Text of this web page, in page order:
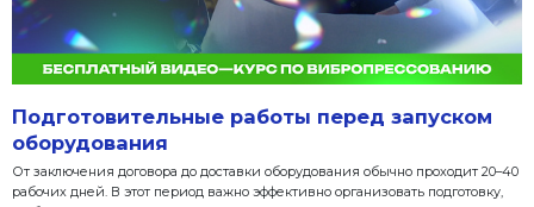
операционной эффективностью.
Читать дальше...